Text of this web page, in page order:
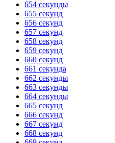
654 секунды
655 секунд
656 секунд
657 секунд
658 секунд
659 секунд
660 секунд
661 секунда
662 секунды
663 секунды
664 секунды
665 секунд
666 секунд
667 секунд
668 секунд